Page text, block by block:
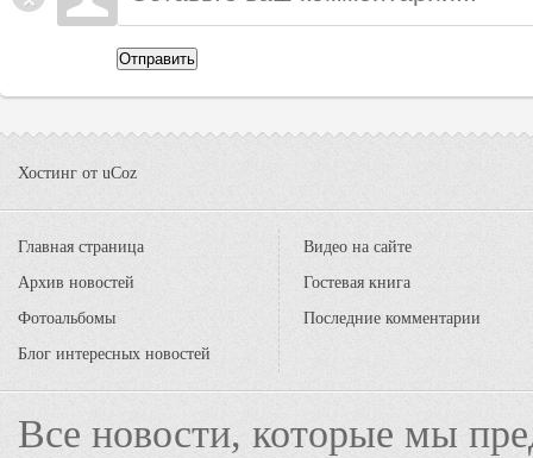
Отправить
Хостинг от uCoz
Главная страница
Архив новостей
Фотоальбомы
Блог интересных новостей
Видео на сайте
Гостевая книга
Последние комментарии
Все новости, которые мы